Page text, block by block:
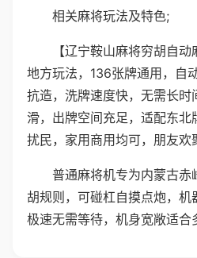
相关麻将玩法及特色;
【辽宁鞍山麻将穷胡自
地方玩法，136张牌通用，自
抗造，洗牌速度快，无需长时
滑，出牌空间充足，适配东北
扰民，家用商用均可，朋友欢
普通麻将机专为内蒙古赤
胡规则，可碰杠自摸点炮，
极速无需等待，机身宽敞适合